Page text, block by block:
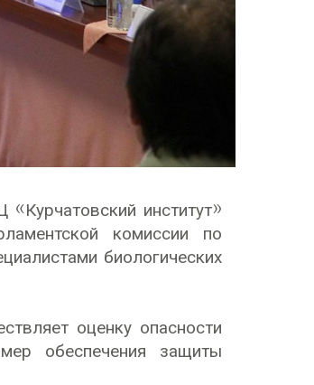
институт»
комиссии по
биологических
оценку опасности
обеспечения защиты